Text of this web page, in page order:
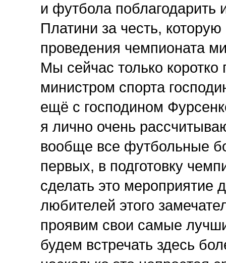
и футбола поблагодарить
Платини за честь,
проведения чемпионата
Мы сейчас только
министром спорта
ещё с господином
я лично очень
вообще все футбольные
первых, в подготовку
сделать это мероприятие
любителей этого
проявим свои самые
будем встречать здесь